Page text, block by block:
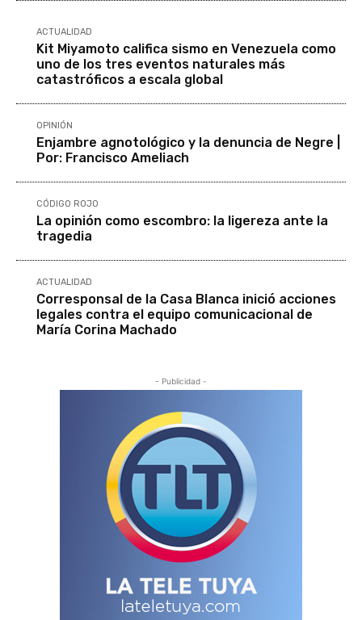
ACTUALIDAD
Kit Miyamoto califica sismo en Venezuela como
uno de los tres eventos naturales más
catastróficos a escala global
OPINIÓN
Enjambre agnotológico y la denuncia de Negre |
Por: Francisco Ameliach
CÓDIGO ROJO
La opinión como escombro: la ligereza ante la
tragedia
ACTUALIDAD
Corresponsal de la Casa Blanca inició acciones
legales contra el equipo comunicacional de
María Corina Machado
- Publicidad -